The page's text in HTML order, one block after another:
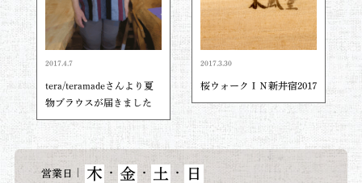
2017.4.7
tera/teramadeさんより夏
物ブラウスが届きました
2017.3.30
桜ウォークＩＮ新井宿2017
営業日 木 ・ 金 ・ 土 ・ 日